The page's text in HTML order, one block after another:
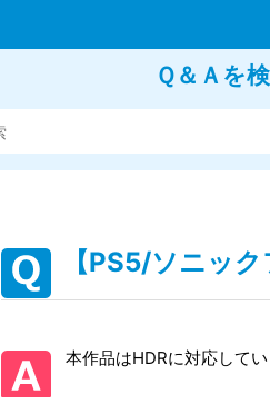
Ｑ＆Ａを
【PS5/ソニッ
本作品はHDRに対応してい